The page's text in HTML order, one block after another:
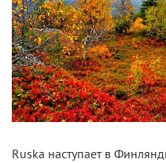
Ruska наступает в